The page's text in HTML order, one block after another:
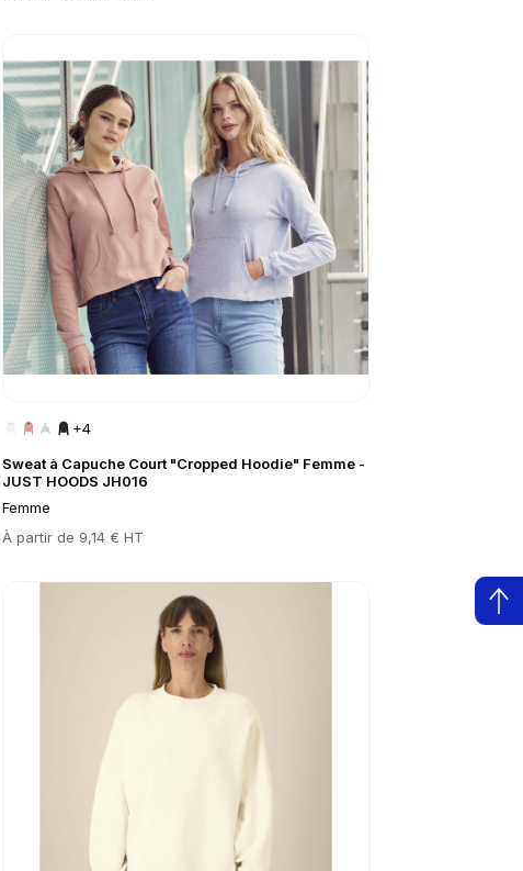
Sweat à Capuche Court "Cropped Hoodie" Femme -
JUST HOODS JH016
Femme
Prix
À partir de 9,14 € HT
+4